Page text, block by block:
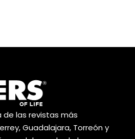
de las revistas más
Guadalajara, Torreón y